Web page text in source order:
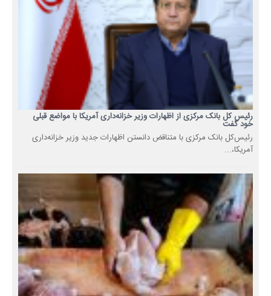
رئیس کل بانک مرکزی از اظهارات وزیر خزانه‌داری آمریکا با مواضع قبلی
خود گفت
رئیس‌کل بانک مرکزی با متناقض دانستن اظهارات جدید وزیر خزانه‌داری
آمریکا،...